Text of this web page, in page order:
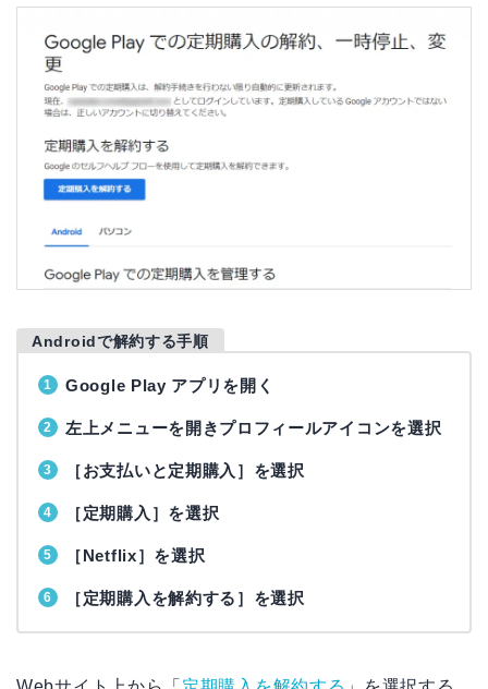
Androidで解約する手順
Google Play アプリを開く
左上メニューを開きプロフィールアイコンを選択
［お支払いと定期購入］を選択
［定期購入］を選択
［Netflix］を選択
［定期購入を解約する］を選択